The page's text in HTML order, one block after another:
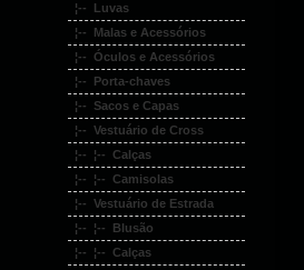
¦-- Luvas
¦-- Malas e Acessórios
¦-- Óculos e Acessórios
¦-- Porta-chaves
¦-- Sacos e Capas
¦-- Vestuário de Cross
¦-- ¦-- Calças
¦-- ¦-- Camisolas
¦-- Vestuário de Estrada
¦-- ¦-- Blusão
¦-- ¦-- Calças